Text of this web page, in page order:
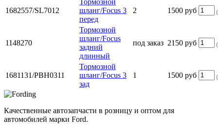
1682557/SL7012
Тормозной
шланг/Focus 3
перед
2 1500 руб
1148270
Тормозной
шланг/Focus
задний
длинный
под заказ 2150 руб
1681131/PBH0311
Тормозной
шланг/Focus 3
зад
1 1500 руб
Качественные автозапчасти в розницу и оптом для
автомобилей марки Ford.